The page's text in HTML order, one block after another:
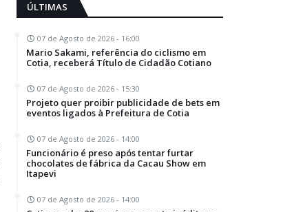
ÚLTIMAS
07 de Agosto de 2026 - 16:00
Mario Sakami, referência do ciclismo em
Cotia, receberá Título de Cidadão Cotiano
07 de Agosto de 2026 - 15:30
Projeto quer proibir publicidade de bets em
eventos ligados à Prefeitura de Cotia
07 de Agosto de 2026 - 14:00
Funcionário é preso após tentar furtar
chocolates de fábrica da Cacau Show em
Itapevi
07 de Agosto de 2026 - 14:00